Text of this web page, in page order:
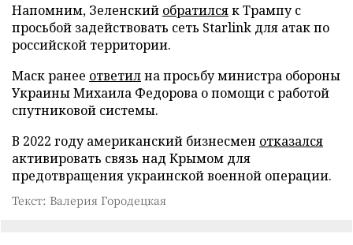
Напомним, Зеленский обратилсяк Трампу с
просьбой задействовать сеть Starlink для атак по
российской территории.
Маск ранее ответилна просьбу министра обороны
Украины Михаила Федорова о помощи с работой
спутниковой системы.
В 2022 году американский бизнесмен отказался
активировать связь над Крымом для
предотвращения украинской военной операции.
Текст: Валерия Городецкая